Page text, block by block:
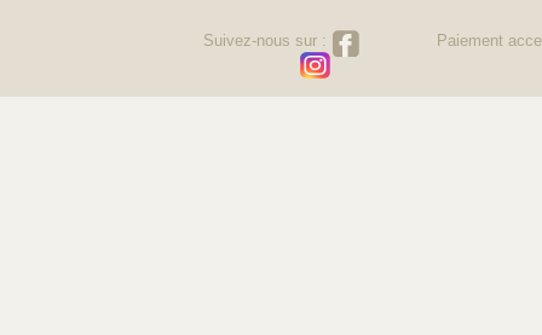
Suivez-nous sur : Paiement